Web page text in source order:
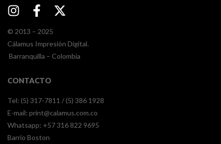
© 2013 – 2025
Cálamus Impresión Digital.
Barranquilla – Colombia
CONTACTO
Tel: (5) 317-7811 / (5) 386 1928
E-mail: print@calamus.com.co
Whatsapp: +57 316 822 9695
Barrio Boston